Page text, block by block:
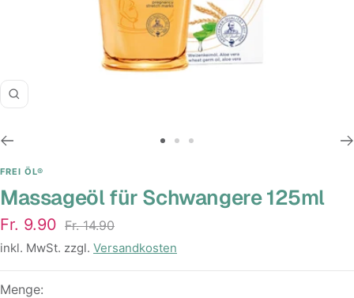
Zoom
1 2 3
FREI ÖL®
Massageöl für Schwangere 125ml
Angebotspreis
Fr. 9.90 Regulärer
Preis
Fr. 14.90
inkl. MwSt. zzgl. Versandkosten
Menge: